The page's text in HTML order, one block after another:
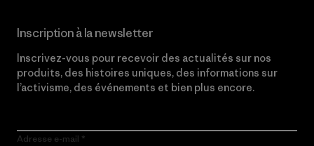
Inscription à la newsletter
Inscrivez-vous pour recevoir des actualités sur nos
produits, des histoires uniques, des informations sur
l’activisme, des événements et bien plus encore.
Adresse e-mail